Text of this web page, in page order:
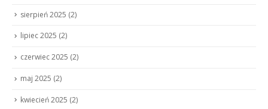
sierpień 2025 (2)
lipiec 2025 (2)
czerwiec 2025 (2)
maj 2025 (2)
kwiecień 2025 (2)